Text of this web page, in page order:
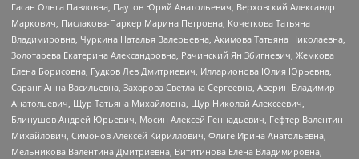
Гасан Ольга Павловна, Паутов Юрий Анатольевич, Верховский Александр
Маркович, Пислакова-Паркер Марина Петровна, Кочеткова Татьяна
Владимировна, Чуркина Наталья Валерьевна, Акимова Татьяна Николаевна,
Золотарева Екатерина Александровна, Рачинский Ян Збигневич, Жемкова
Елена Борисовна, Гудков Лев Дмитриевич, Илларионова Юлия Юрьевна,
Саранг Анна Васильевна, Захарова Светлана Сергеевна, Аверин Владимир
Анатольевич, Щур Татьяна Михайловна, Щур Николай Алексеевич,
Блинушов Андрей Юрьевич, Мосин Алексей Геннадьевич, Гефтер Валентин
Михайлович, Симонов Алексей Кириллович, Флиге Ирина Анатольевна,
Мельникова Валентина Дмитриевна, Вититинова Елена Владимировна,